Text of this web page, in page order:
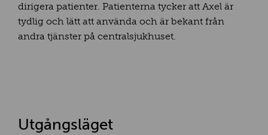
dirigera patienter. Patienterna tycker att Axel är
tydlig och lätt att använda och är bekant från
andra tjänster på centralsjukhuset.
Utgångsläget